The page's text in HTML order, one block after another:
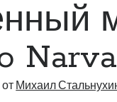
|
Михаил